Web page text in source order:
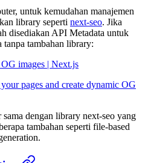
untuk kemudahan manajemen
library seperti next-seo. Jika
disediakan API Metadata untuk
tanpa tambahan library:
images | Next.js
pages and create dynamic OG
dengan library next-seo yang
tambahan seperti file-based